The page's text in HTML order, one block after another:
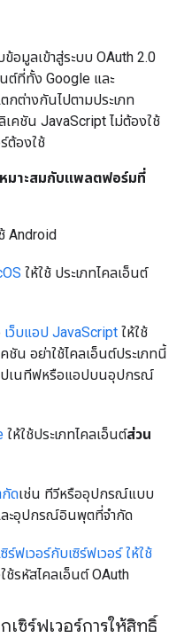
ข้อมูลเข้าสู่ระบบ OAuth 2.0
ต์ที่ทั้ง Google และ
ต่างกันไปตามประเภท
คชัน JavaScript ไม่ต้องใช้
ต้องใช้
มาะสมกับแพลตฟอร์มที่
Android
ให้ใช้ ประเภทไคลเอ็นต์
เว็บแอป JavaScript ให้ใช้
ชัน อย่าใช้ไคลเอ็นต์ประเภทนี้
เนทีฟหรือแอปบนอุปกรณ์
ให้ใช้ประเภทไคลเอ็นต์ส่วน
กัดเช่น ทีวีหรืออุปกรณ์แบบ
ะอุปกรณ์อินพุตที่จำกัด
ซิร์ฟเวอร์กับเซิร์ฟเวอร์ ให้ใช้
ช้รหัสไคลเอ็นต์ OAuth
เซิร์ฟเวอร์การให้สิทธิ์